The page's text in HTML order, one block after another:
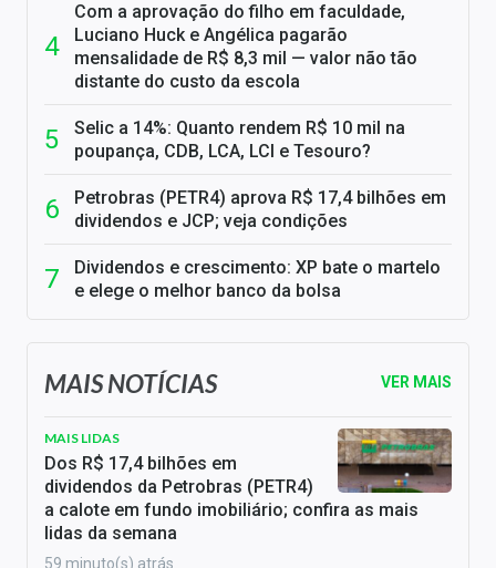
Com a aprovação do filho em faculdade,
Luciano Huck e Angélica pagarão
mensalidade de R$ 8,3 mil — valor não tão
distante do custo da escola
Selic a 14%: Quanto rendem R$ 10 mil na
poupança, CDB, LCA, LCI e Tesouro?
Petrobras (PETR4) aprova R$ 17,4 bilhões em
dividendos e JCP; veja condições
Dividendos e crescimento: XP bate o martelo
e elege o melhor banco da bolsa
MAIS NOTÍCIAS VER MAIS
MAIS LIDAS
Dos R$ 17,4 bilhões em
dividendos da Petrobras (PETR4)
a calote em fundo imobiliário; confira as mais
lidas da semana
59 minuto(s) atrás